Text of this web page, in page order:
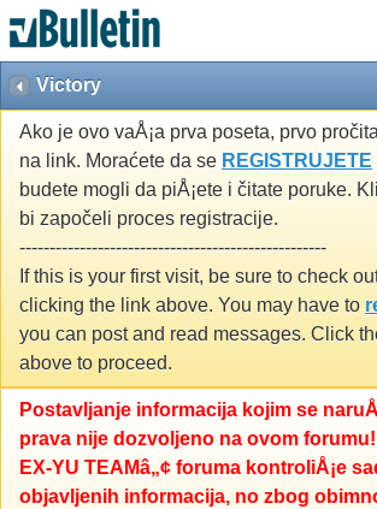
Victory
Ako je ovo vaÅ¡a prva poseta, prvo
na link. Moraćete da se REGISTRUJETE
budete mogli da piÅ¡ete i čitate poruke.
bi započeli proces registracije.
---------------------------------------------------
If this is your first visit, be sure to check
clicking the link above. You may have to
you can post and read messages. Click
above to proceed.
Postavljanje informacija kojim se
prava nije dozvoljeno na ovom
EX-YU TEAMâ„¢ foruma kontroliÅ¡e
objavljenih informacija, no zbog